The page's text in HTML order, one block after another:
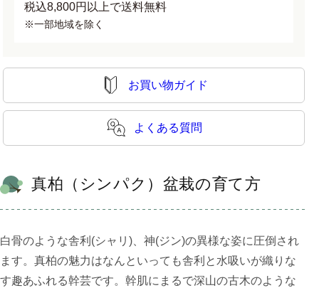
税込8,800円以上で送料無料
※一部地域を除く
お買い物ガイド
よくある質問
真柏（シンパク）盆栽の育て方
白骨のような舎利(シャリ)、神(ジン)の異様な姿に圧倒され
ます。真柏の魅力はなんといっても舎利と水吸いが織りな
す趣あふれる幹芸です。幹肌にまるで深山の古木のような